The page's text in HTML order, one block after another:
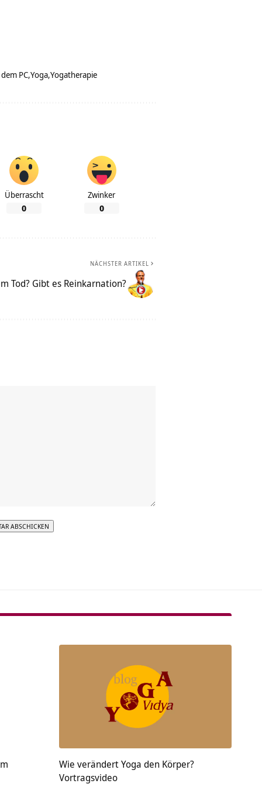
PC Yoga Yogatherapie
Überrascht
0
Zwinker
0
NÄCHSTER ARTIKEL
Tod? Gibt es Reinkarnation?
Wie verändert Yoga den Körper?
Vortragsvideo